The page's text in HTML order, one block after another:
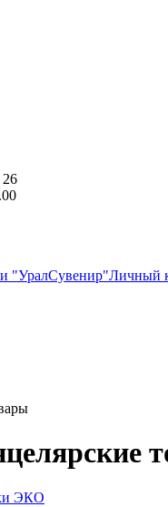
26
"УралСувенир"Личный